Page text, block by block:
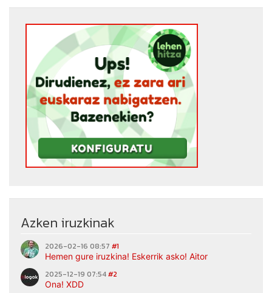
Azken iruzkinak
2026-02-16 08:57 #1
Hemen gure iruzkina! Eskerrik asko! Aitor
2025-12-19 07:54#2
Ona! XDD